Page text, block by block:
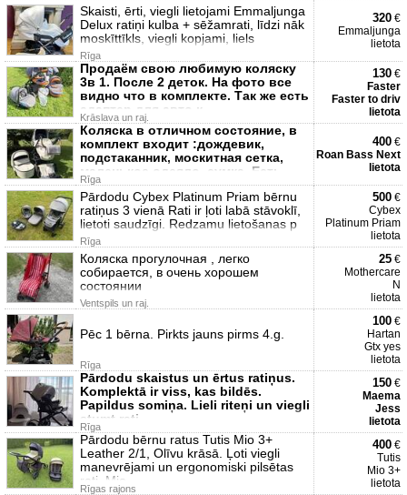
Skaisti, ērti, viegli lietojami Emmaljunga
Delux ratiņi kulba + sēžamrati, līdzi nāk
moskīttīkls, viegli kopjami, liels
Rīga
320 €
Emmaljunga
lietota
Продаём свою любимую коляску
3в 1. После 2 деток. На фото все
видно что в комплекте. Так же есть
адаптер для авто к
Krāslava un raj.
130 €
Faster
Faster to driv
lietota
Коляска в отличном состояние, в
комплект входит :дождевик,
подстаканник, москитная сетка,
маленькое одеяло, сумка. Есть
Rīga
400 €
Roan Bass Next
lietota
Pārdodu Cybex Platinum Priam bērnu
ratiņus 3 vienā Rati ir ļoti labā stāvoklī,
lietoti saudzīgi. Redzamu lietošanas p
Rīga
500 €
Cybex
Platinum Priam
lietota
Коляска прогулочная , легко
собирается, в очень хорошем
состоянии
Ventspils un raj.
25 €
Mothercare
N
lietota
Pēc 1 bērna. Pirkts jauns pirms 4.g.
Rīga
100 €
Hartan
Gtx yes
lietota
Pārdodu skaistus un ērtus ratiņus.
Komplektā ir viss, kas bildēs.
Papildus somiņa. Lieli riteņi un viegli
stumt rati
Rīga
150 €
Maema
Jess
lietota
Pārdodu bērnu ratus Tutis Mio 3+
Leather 2/1, Olīvu krāsā. Ļoti viegli
manevrējami un ergonomiski pilsētas
rati. Mio
Rīgas rajons
400 €
Tutis
Mio 3+
lietota